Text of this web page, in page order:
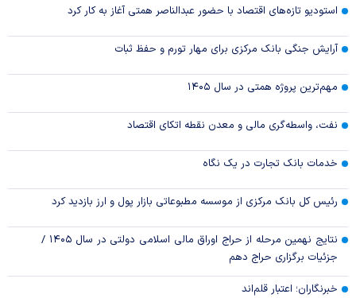
استودیو تازه‌های اقتصاد با حضور عبدالناصر همتی آغاز به کار کرد
آرایش جنگی بانک مرکزی برای مهار تورم و حفظ ثبات
مهم‌ترین پروژه همتی در سال ۱۴۰۵
نفت، واسطه‌گری مالی و معدن نقطه اتکای اقتصاد
خدمات بانک تجارت در یک نگاه
رئیس کل بانک مرکزی از موسسه مطبوعاتی بازار پول و ارز بازدید کرد
نتایج نهمین مرحله از حراج اوراق مالی اسلامی دولتی در سال ۱۴۰۵ /
جزئیات برگزاری حراج دهم
خبرنگاران؛ اعتبار قلم‌اند